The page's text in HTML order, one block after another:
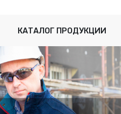
КАТАЛОГ ПРОДУКЦИИ